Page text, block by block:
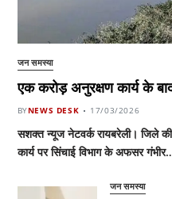
जन समस्या
एक करोड़ अनुरक्षण कार्य के
BYNEWS DESK 17/03/2026
सशक्त न्यूज नेटवर्क रायबरेली। जिले
कार्य पर सिंचाई विभाग के अफसर
जन समस्या